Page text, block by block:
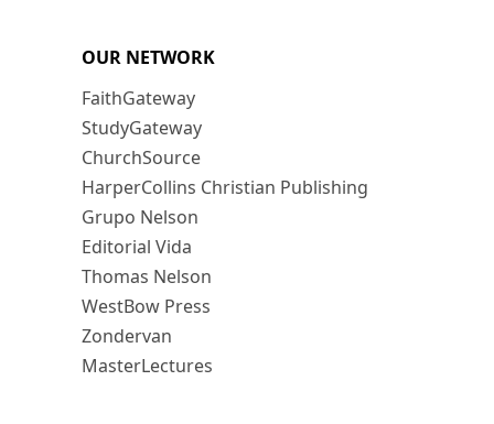
OUR NETWORK
FaithGateway
StudyGateway
ChurchSource
HarperCollins Christian Publishing
Grupo Nelson
Editorial Vida
Thomas Nelson
WestBow Press
Zondervan
MasterLectures